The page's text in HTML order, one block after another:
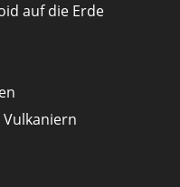
auf die Erde